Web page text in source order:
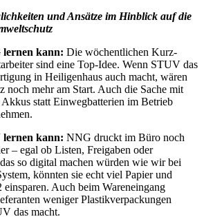
und Ansätze im Hinblick auf die
lernen kann: Die wöchentlichen Kurz-
sind eine Top-Idee. Wenn STUV das
in Heiligenhaus auch macht, wären
noch mehr am Start. Auch die Sache mit
statt Einwegbatterien im Betrieb
lernen kann: NNG druckt im Büro noch
– egal ob Listen, Freigaben oder
so digital machen würden wie wir bei
könnten sie echt viel Papier und
Auch beim Wareneingang
weniger Plastikverpackungen
das macht.